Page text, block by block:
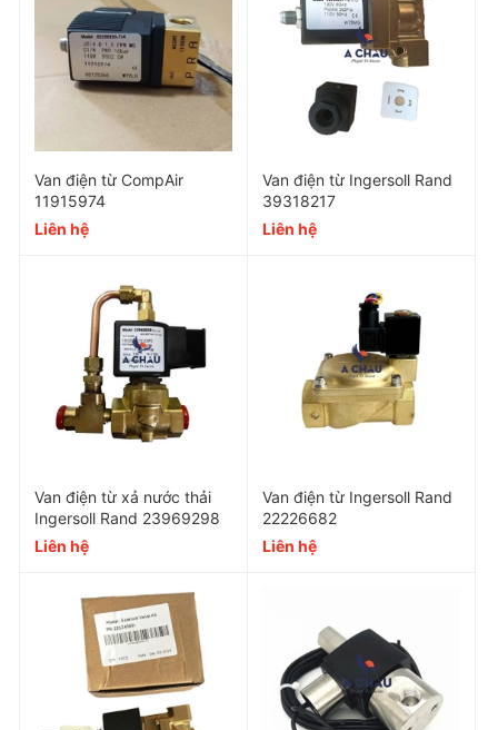
Van điện từ CompAir
11915974
Liên hệ
Van điện từ Ingersoll Rand
39318217
Liên hệ
Van điện từ xả nước thải
Ingersoll Rand 23969298
Liên hệ
Van điện từ Ingersoll Rand
22226682
Liên hệ